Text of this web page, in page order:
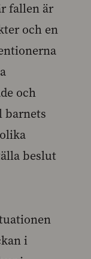
fallen är
och en
och
barnets
beslut
i